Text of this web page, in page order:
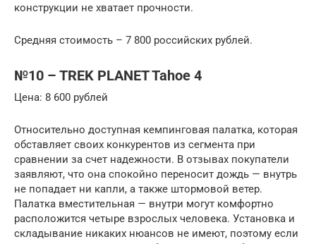
конструкции не хватает прочности.
Средняя стоимость – 7 800 российских рублей.
№10 – TREK PLANET Tahoe 4
Цена: 8 600 рублей
Относительно доступная кемпинговая палатка, которая
обставляет своих конкурентов из сегмента при
сравнении за счет надежности. В отзывах покупатели
заявляют, что она спокойно переносит дождь — внутрь
не попадает ни капли, а также штормовой ветер.
Палатка вместительная — внутри могут комфортно
расположится четыре взрослых человека. Установка и
складывание никаких нюансов не имеют, поэтому если